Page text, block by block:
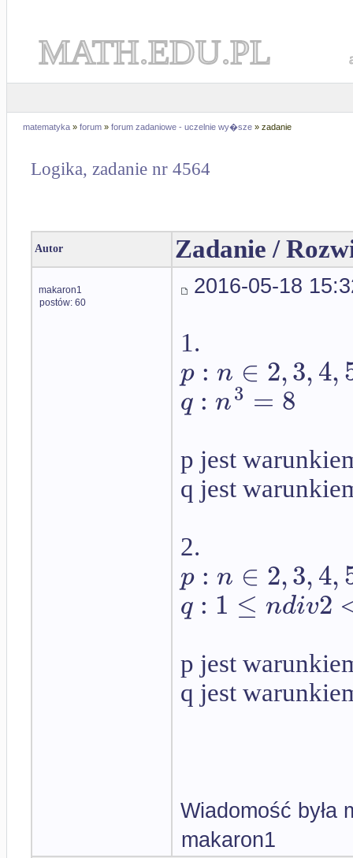
MATH.EDU.PL
matematyka » forum » forum zadaniowe - uczelnie wy�sze » zadanie
Logika, zadanie nr 4564
Autor Zadanie /
makaron1
postów: 60
2016-05-18
1.
p : n ∈ 2,3,4,
q : n3 = 8
p jest
q jest
2.
p : n ∈ 2,3,4,
q : 1 ≤ ndiv2
p jest
q jest
Wiadomość była
makaron1